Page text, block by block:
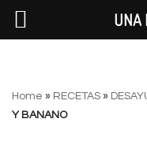
al
contenido
Home » RECETAS »
Y BANANO
UNA